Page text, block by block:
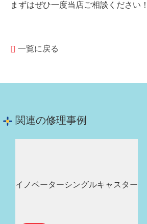
まずはぜひ一度当店ご相談ください！
一覧に戻る
関連の修理事例